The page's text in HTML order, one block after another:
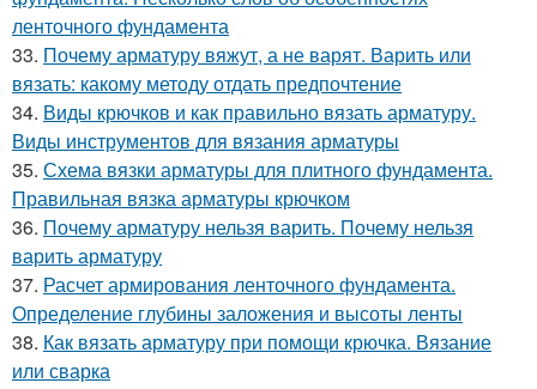
ленточного фундамента
33. Почему арматуру вяжут, а не варят. Варить или
вязать: какому методу отдать предпочтение
34. Виды крючков и как правильно вязать арматуру.
Виды инструментов для вязания арматуры
35. Схема вязки арматуры для плитного фундамента.
Правильная вязка арматуры крючком
36. Почему арматуру нельзя варить. Почему нельзя
варить арматуру
37. Расчет армирования ленточного фундамента.
Определение глубины заложения и высоты ленты
38. Как вязать арматуру при помощи крючка. Вязание
или сварка